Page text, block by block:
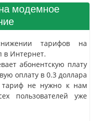
модемное
тарифов на
в Интернет.
абонентскую плату
оплату в 0.3 доллара
не нужно к нам
пользователей уже